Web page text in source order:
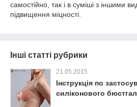
самостійно, так і в суміші з іншими
підвищення міцності.
Інші статті рубрики
21.05.2015
Інструкція по
силіконового